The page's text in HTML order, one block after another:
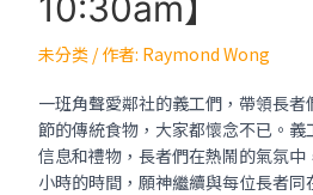
未分类 / 作者: Raymond Wong
一班角聲愛鄰社的義工們，帶領長
節的傳統食物，大家都懷念不已。
信息和禮物，長者們在熱鬧的氣氛
小時的時間，願神繼續與每位長者同